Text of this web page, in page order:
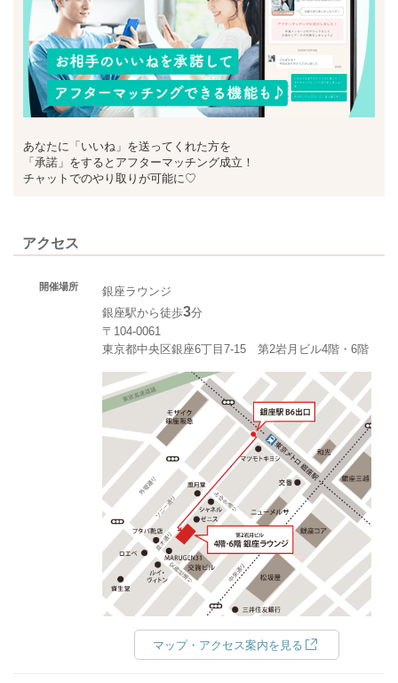
あなたに「いいね」を送ってくれた方を
「承諾」をするとアフターマッチング成立！
チャットでのやり取りが可能に♡
アクセス
開催場所
銀座ラウンジ
銀座駅から徒歩3分
〒104-0061
東京都中央区銀座6丁目7-15 第2岩月ビル4階・6階
マップ・アクセス案内を見る